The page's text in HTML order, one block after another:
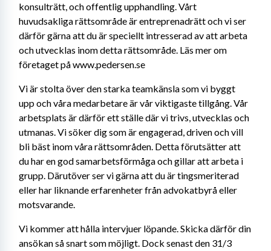
konsulträtt, och offentlig upphandling. Vårt
huvudsakliga rättsområde är entreprenadrätt och vi ser
därför gärna att du är speciellt intresserad av att arbeta
och utvecklas inom detta rättsområde. Läs mer om
företaget på www.pedersen.se
Vi är stolta över den starka teamkänsla som vi byggt
upp och våra medarbetare är vår viktigaste tillgång. Vår
arbetsplats är därför ett ställe där vi trivs, utvecklas och
utmanas. Vi söker dig som är engagerad, driven och vill
bli bäst inom våra rättsområden. Detta förutsätter att
du har en god samarbetsförmåga och gillar att arbeta i
grupp. Därutöver ser vi gärna att du är tingsmeriterad
eller har liknande erfarenheter från advokatbyrå eller
motsvarande.
Vi kommer att hålla intervjuer löpande. Skicka därför din
ansökan så snart som möjligt. Dock senast den 31/3